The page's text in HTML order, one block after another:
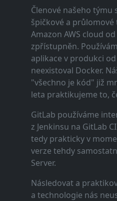
Členové našeho týmu
špičkové a
Amazon AWS cloud
zpřístupněn.
aplikace v produkci
neexistoval Docker.
"všechno je kód" již
leta praktikujeme to,
GitLab používáme
z Jenkinsu na GitLab
tedy prakticky v
verze tehdy
Server.
Následovat a
a technologie nás